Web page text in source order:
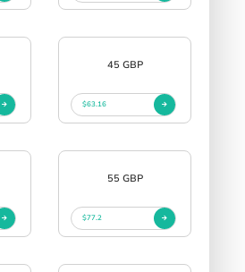
45 GBP
$63.16
55 GBP
$77.2